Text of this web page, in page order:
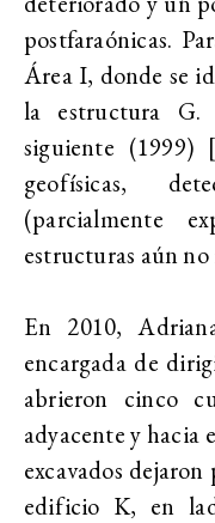
postfaraónicas.
Área I, donde se
la estructura
siguiente (1999)
geofísicas,
(parcialmente
estructuras aún no
En 2010,
encargada de
abrieron cinco
adyacente y hacia
excavados
edificio K, en